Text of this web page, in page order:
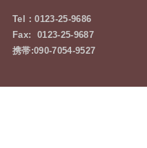
Tel：0123-25-9686
Fax: 0123-25-9687
携帯:090-7054-9527